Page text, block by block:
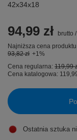
42x34x18
94,99 zł brutto /
Najniższa cena
93,82 zł +1%
Cena regularna: 119,99
Cena katalogowa:
Ostatnia sztuka